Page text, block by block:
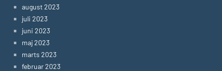
august 2023
juli 2023
juni 2023
maj 2023
marts 2023
februar 2023